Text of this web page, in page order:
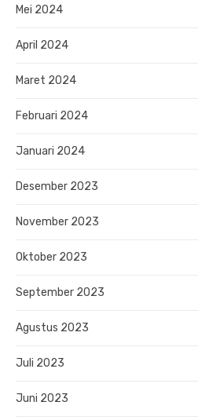
Mei 2024
April 2024
Maret 2024
Februari 2024
Januari 2024
Desember 2023
November 2023
Oktober 2023
September 2023
Agustus 2023
Juli 2023
Juni 2023